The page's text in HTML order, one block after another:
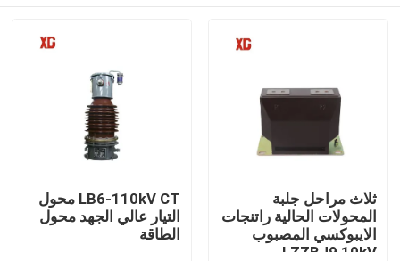
منزل، بيت
ثلاث مراحل جلبة
المحولات الحالية راتنجات
الايبوكسي المصبوب
LZZBJ9 10kV
LB6-110kV CT محول
التيار عالي الجهد محول
الطاقة